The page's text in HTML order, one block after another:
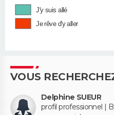
J'y suis allé
Je rêve d'y aller
VOUS
Delphine SUEUR
profil professionnel |